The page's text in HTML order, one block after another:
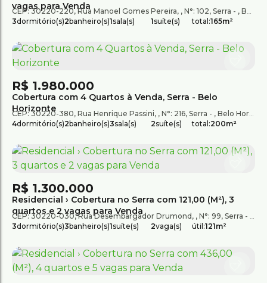
vagas para Venda
CEP: 30220-220, Rua Manoel Gomes Pereira , N°: 102, Serra , Belo Horizonte
3dormitório(s)2banheiro(s)1sala(s) 1suíte(s) total:165m²
Cobertura com 4 Quartos à Venda, Serra - Belo
Horizonte
R$ 1.980.000
CEP: 30220-380, Rua Henrique Passini , N°: 216, Serra , Belo Horizonte
4dormitório(s)2banheiro(s)3sala(s) 2suíte(s) total:200m²
Residencial › Cobertura no Serra com 121,00 (M²), 3
quartos e 2 vagas para Venda
R$ 1.300.000
CEP: 30220-030,Rua Desembargador Drumond , N°: 99, Serra ,
3dormitório(s)3banheiro(s)1suíte(s) 2vaga(s) útil:121m²